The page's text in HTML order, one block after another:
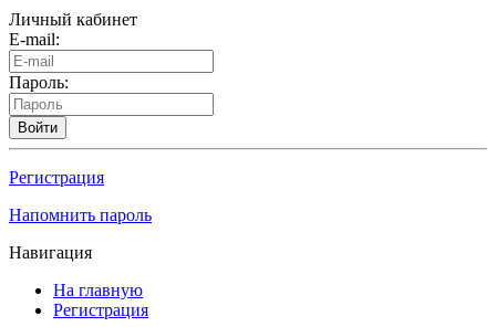
Личный кабинет
E-mail:
Пароль:
Войти
Регистрация
Напомнить пароль
Навигация
На главную
Регистрация